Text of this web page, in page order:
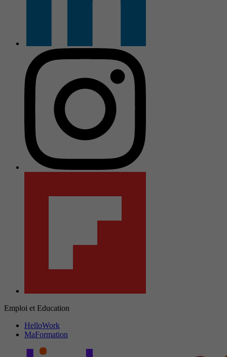
Emploi et Education
HelloWork
MaFormation